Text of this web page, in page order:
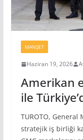
MANŞET
Haziran 19, 2026
Amerikan
ile
TUROTO,
stratejik iş birliği